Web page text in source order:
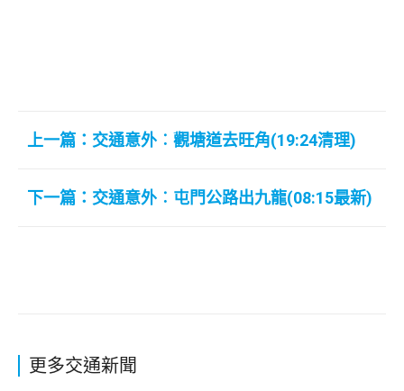
上一篇：交通意外︰觀塘道去旺角(19:24清理)
下一篇：交通意外︰屯門公路出九龍(08:15最新)
更多交通新聞